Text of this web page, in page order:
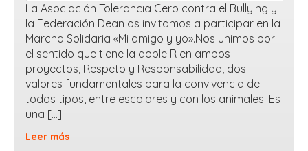
La Asociación Tolerancia Cero contra el Bullying y
la Federación Dean os invitamos a participar en la
Marcha Solidaria «Mi amigo y yo».Nos unimos por
el sentido que tiene la doble R en ambos
proyectos, Respeto y Responsabilidad, dos
valores fundamentales para la convivencia de
todos tipos, entre escolares y con los animales. Es
una […]
Leer más